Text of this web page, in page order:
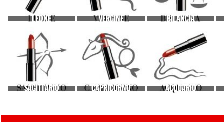
LEONE VERGINE BILANCIA
SAGITTARIO CAPRICORNO ACQUARIO